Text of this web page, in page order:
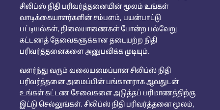
சிலிப்ஸ் நிதி பரிவர்த்தனையின் மூலம் உங்கள்
வாடிக்கையாளர்களின் சம்பளம், பயன்பாட்டு
பட்டியல்கள், நிலையாணைகள் போன்ற பல்வேறு
கட்டணத் தேவைகளுக்கான தடையற்ற நிதி
பரிவர்த்தனைகளை அனுபவிக்க முடியும்.
வளர்ந்து வரும் வலையமைப்பான சிலிப்ஸ் நிதி
பரிவர்த்தனை அமைப்பின் பங்காளராக ஆவதுடன்
உங்கள் கட்டண சேவைகளை அடுத்தப் பரிமாணத்திற்கு
இட்டு செல்லுங்கள். சிலிப்ஸ் நிதி பரிவர்த்தனை மூலம்,